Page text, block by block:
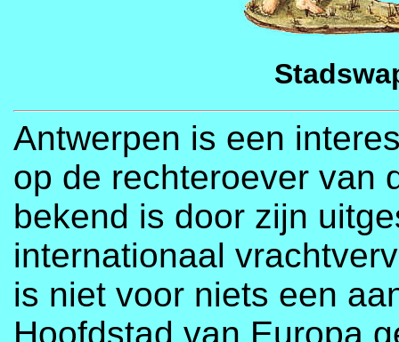
Antwerpen is een
op de rechteroever van
bekend is door zijn
internationaal
is niet voor niets een
Hoofdstad van Europa